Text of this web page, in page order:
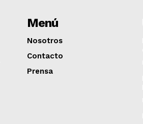
Menú
Nosotros
Contacto
Prensa